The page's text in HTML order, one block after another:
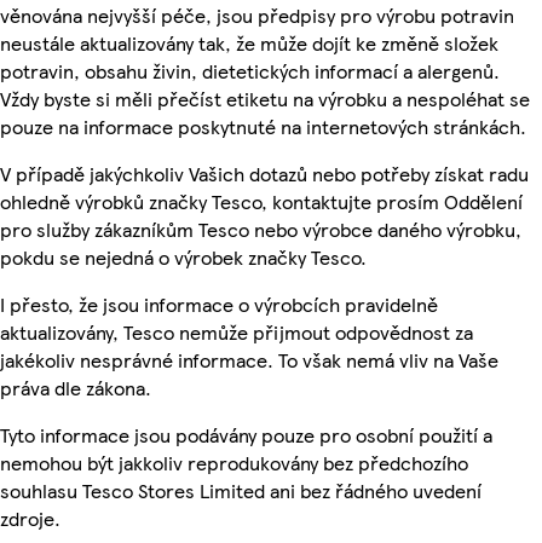
věnována nejvyšší péče, jsou předpisy pro výrobu potravin
neustále aktualizovány tak, že může dojít ke změně složek
potravin, obsahu živin, dietetických informací a alergenů.
Vždy byste si měli přečíst etiketu na výrobku a nespoléhat se
pouze na informace poskytnuté na internetových stránkách.
V případě jakýchkoliv Vašich dotazů nebo potřeby získat radu
ohledně výrobků značky Tesco, kontaktujte prosím Oddělení
pro služby zákazníkům Tesco nebo výrobce daného výrobku,
pokdu se nejedná o výrobek značky Tesco.
I přesto, že jsou informace o výrobcích pravidelně
aktualizovány, Tesco nemůže přijmout odpovědnost za
jakékoliv nesprávné informace. To však nemá vliv na Vaše
práva dle zákona.
Tyto informace jsou podávány pouze pro osobní použití a
nemohou být jakkoliv reprodukovány bez předchozího
souhlasu Tesco Stores Limited ani bez řádného uvedení
zdroje.